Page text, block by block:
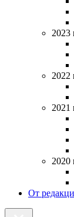
2023
2022
2021
2020
От